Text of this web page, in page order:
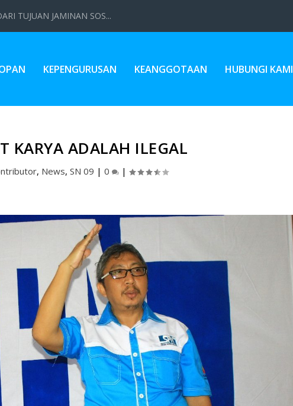
TUJUAN JAMINAN SOS...
KEPENGURUSAN KEANGGOTAAN HUBUNGI KAMI
KARYA ADALAH ILEGAL
, News, SN 09 | 0 |